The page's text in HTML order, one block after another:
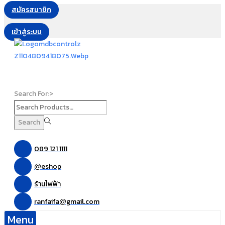
สมัครสมาชิก
เข้าสู่ระบบ
Search For:>
Search
089 121 1111
@eshop
ร้านไฟฟ้า
ranfaifa@gmail.com
Menu